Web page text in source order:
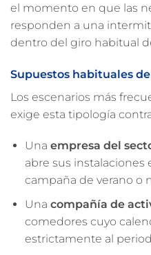
el momento en que las
responden a una
dentro del giro habitual
Supuestos habituales
Los escenarios más
exige esta tipología
Una empresa del
abre sus instalaciones
campaña de verano o
Una compañía de
comedores cuyo
estrictamente al